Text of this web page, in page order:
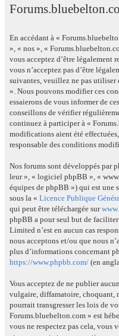
En accédant à «
», « nos », «
vous acceptez d’être légalement
vous n’acceptez pas d’être
suivantes, veuillez ne pas utiliser
». Nous pouvons modifier ces
essaierons de vous informer de
conseillons de vérifier
continuez à participer à «
modifications aient été
responsable des conditions
Nos forums sont développés par
leur », « logiciel phpBB », «
équipes de phpBB ») qui est une
sous la « Licence Publique
qui peut être téléchargée sur
phpBB a pour seul but de
Limited n’est en aucun cas
nous acceptons et/ou que nous
plus d’informations concernant
https://www.phpbb.com/ (en
Vous acceptez de ne publier
vulgaire, diffamatoire, choquant,
pourrait transgresser les lois de
Forums.bluebelton.com » est
vous ne respectez pas cela, vous